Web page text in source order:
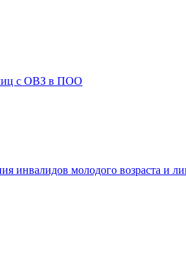
лиц с ОВЗ в ПОО
инвалидов молодого возраста и